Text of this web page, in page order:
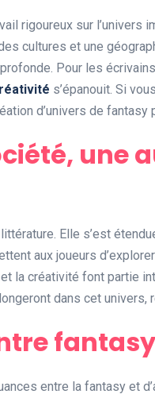
rigoureux sur
cultures et une
Pour les
s’épanouit. Si
d’univers de fantasy
une
Elle s’est
aux joueurs
la créativité font partie
dans cet univers,
entre la fantasy et